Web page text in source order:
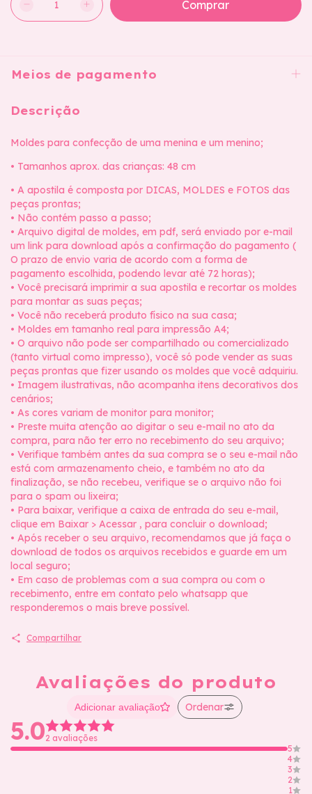
Meios de pagamento
Descrição
Moldes para confecção de uma menina e um menino;
• Tamanhos aprox. das crianças: 48 cm
• A apostila é composta por DICAS, MOLDES e FOTOS das
peças prontas;
• Não contém passo a passo;
• Arquivo digital de moldes, em pdf, será enviado por e-mail
um link para download após a confirmação do pagamento (
O prazo de envio varia de acordo com a forma de
pagamento escolhida, podendo levar até 72 horas);
• Você precisará imprimir a sua apostila e recortar os moldes
para montar as suas peças;
• Você não receberá produto físico na sua casa;
• Moldes em tamanho real para impressão A4;
• O arquivo não pode ser compartilhado ou comercializado
(tanto virtual como impresso), você só pode vender as suas
peças prontas que fizer usando os moldes que você adquiriu.
• Imagem ilustrativas, não acompanha itens decorativos dos
cenários;
• As cores variam de monitor para monitor;
• Preste muita atenção ao digitar o seu e-mail no ato da
compra, para não ter erro no recebimento do seu arquivo;
• Verifique também antes da sua compra se o seu e-mail não
está com armazenamento cheio, e também no ato da
finalização, se não recebeu, verifique se o arquivo não foi
para o spam ou lixeira;
• Para baixar, verifique a caixa de entrada do seu e-mail,
clique em Baixar > Acessar , para concluir o download;
• Após receber o seu arquivo, recomendamos que já faça o
download de todos os arquivos recebidos e guarde em um
local seguro;
• Em caso de problemas com a sua compra ou com o
recebimento, entre em contato pelo whatsapp que
responderemos o mais breve possível.
Compartilhar
Avaliações do produto
Adicionar avaliação Ordenar
5.02 avaliações
5
4
3
2
1